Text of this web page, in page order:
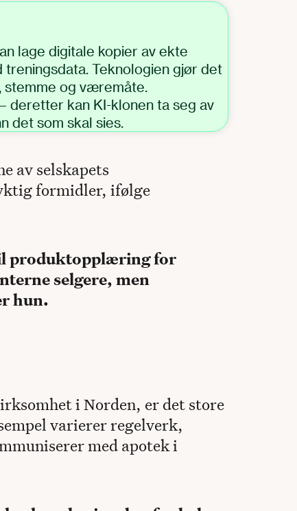
lage digitale kopier av ekte
Teknologien gjør det
stemme og væremåte.
deretter kan KI-klonen ta seg av
det som skal sies.
av selskapets
formidler, ifølge
produktopplæring for
selgere, men
hun.
i Norden, er det store
varierer regelverk,
med apotek i